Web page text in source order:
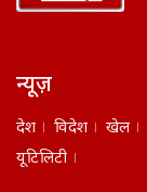
न्यूज़
देश विदेश खेल
यूटिलिटी